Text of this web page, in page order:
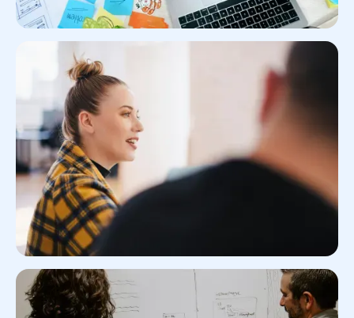
Mener un Design Thinking
Réaliser un discovery produit